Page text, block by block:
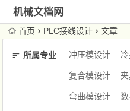
机械文档网
首页 PLC接线设计 文章
所属专业 冲压模设计
复合模设计
弯曲模设计